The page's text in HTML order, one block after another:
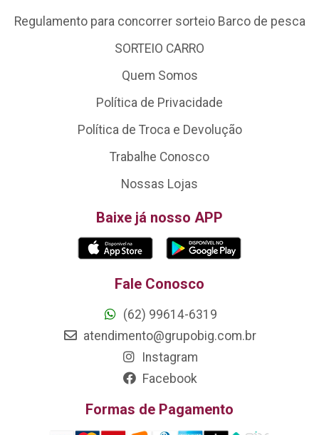
Regulamento para concorrer sorteio Barco de pesca
SORTEIO CARRO
Quem Somos
Política de Privacidade
Política de Troca e Devolução
Trabalhe Conosco
Nossas Lojas
Baixe já nosso APP
Fale Conosco
(62) 99614-6319
atendimento@grupobig.com.br
Instagram
Facebook
Formas de Pagamento